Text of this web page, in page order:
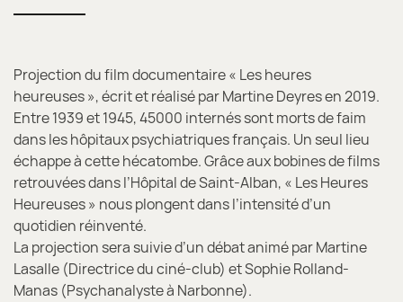
Projection du film documentaire « Les heures
heureuses », écrit et réalisé par Martine Deyres en 2019.
Entre 1939 et 1945, 45000 internés sont morts de faim
dans les hôpitaux psychiatriques français. Un seul lieu
échappe à cette hécatombe. Grâce aux bobines de films
retrouvées dans l’Hôpital de Saint-Alban, « Les Heures
Heureuses » nous plongent dans l’intensité d’un
quotidien réinventé.
La projection sera suivie d’un débat animé par Martine
Lasalle (Directrice du ciné-club) et Sophie Rolland-
Manas (Psychanalyste à Narbonne).